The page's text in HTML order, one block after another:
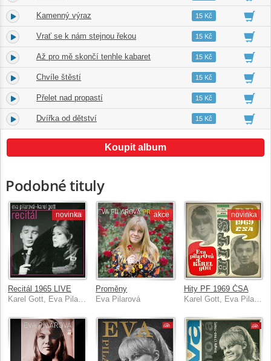
19. Kamenný výraz 03:1215 Kč
20. Vrať se k nám stejnou řekou 02:5215 Kč
21. Až pro mě skončí tenhle kabaret 02:5315 Kč
22. Chvíle štěstí 03:3815 Kč
23. Přelet nad propastí 03:3015 Kč
24. Dvířka od dětství 04:4415 Kč
Koupit album
Podobné tituly
novinka
Recitál 1965 LIVE
akce
Proměny
Eva Pilarová
novinka
Hity PF 1969 ČSA
Karel Gott, Eva Pilarová